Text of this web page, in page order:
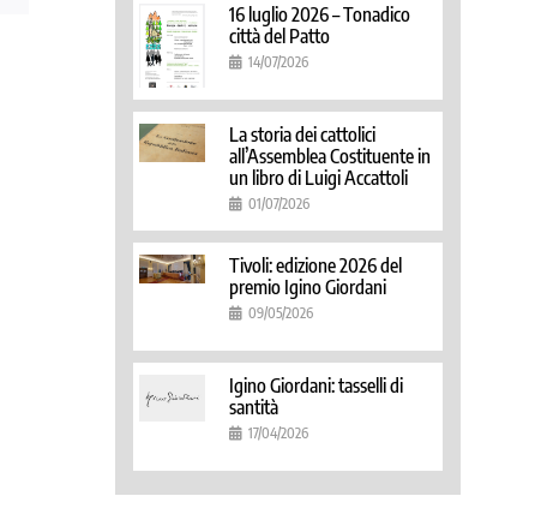
16 luglio 2026 – Tonadico
città del Patto
14/07/2026
La storia dei cattolici
all’Assemblea Costituente in
un libro di Luigi Accattoli
01/07/2026
Tivoli: edizione 2026 del
premio Igino Giordani
09/05/2026
Igino Giordani: tasselli di
santità
17/04/2026